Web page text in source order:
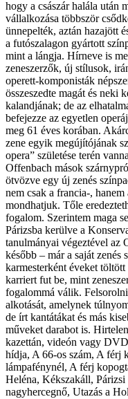
hogy a császár halála után
vállalkozása többször
ünnepelték, aztán hazajött
a futószalagon gyártott
mint a lángja. Hírneve is
zeneszerzők, új stílusok,
operett-komponisták
összeszedte magát és neki
kalandjának; de az
befejezze az egyetlen
meg 61 éves korában.
zene egyik megújítójának
opera” születése terén
Offenbach mások
ötvözve egy új zenés
nem csak a francia-,
mondhatjuk. Tőle
fogalom. Szerintem maga
Párizsba kerülve a
tanulmányai végeztével az
később – már a saját zenés
karmesterként éveket
karriert fut be, mint
fogalommá válik.
alkotását, amelynek
de írt kantátákat és más
műveket darabot is.
kazettán, videón vagy
hídja, A 66-os szám, A férj
lámpafénynél, A férj
Heléna, Kékszakáll,
nagyhercegnő, Utazás a